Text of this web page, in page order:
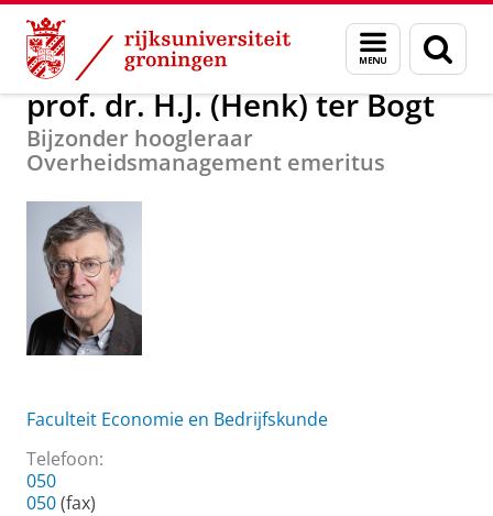
Skip
Content
Skip
Navigation
Menu
en
zoeken
Over ons prof. dr. H.J. (Henk) ter Bogt
prof. dr. H.J. (Henk) ter Bogt
Bijzonder hoogleraar
Overheidsmanagement emeritus
Faculteit Economie en Bedrijfskunde
Telefoon:
050
050(fax)